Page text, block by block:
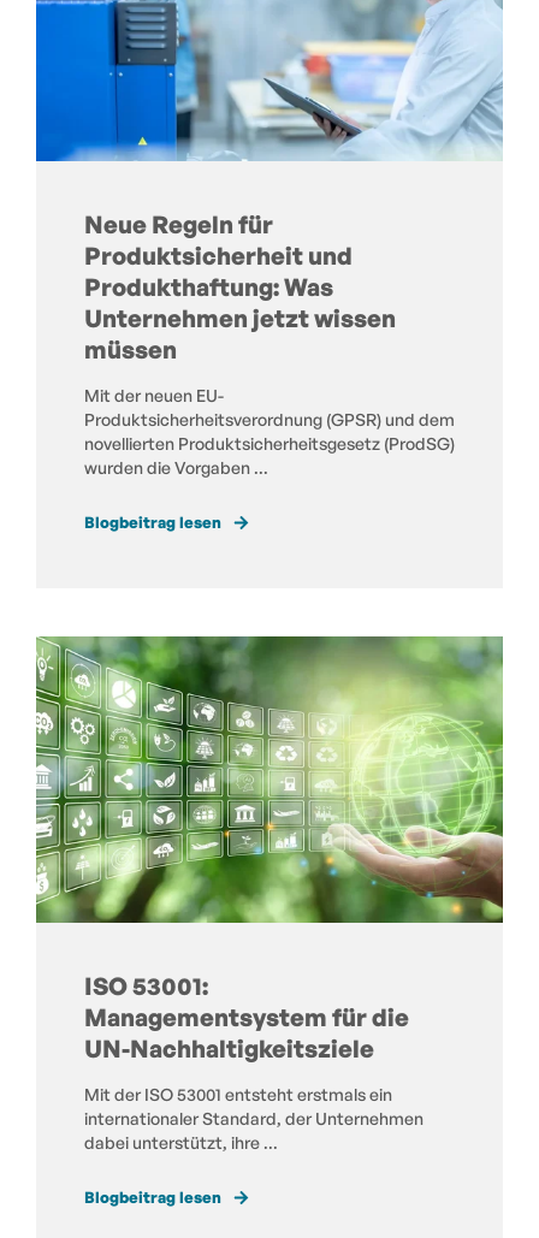
Neue Regeln für
Produktsicherheit und
Produkthaftung: Was
Unternehmen jetzt wissen
müssen
Mit der neuen EU-
Produktsicherheitsverordnung (GPSR) und dem
novellierten Produktsicherheitsgesetz (ProdSG)
wurden die Vorgaben ...
Blogbeitrag lesen
ISO 53001:
Managementsystem für die
UN-Nachhaltigkeitsziele
Mit der ISO 53001 entsteht erstmals ein
internationaler Standard, der Unternehmen
dabei unterstützt, ihre ...
Blogbeitrag lesen